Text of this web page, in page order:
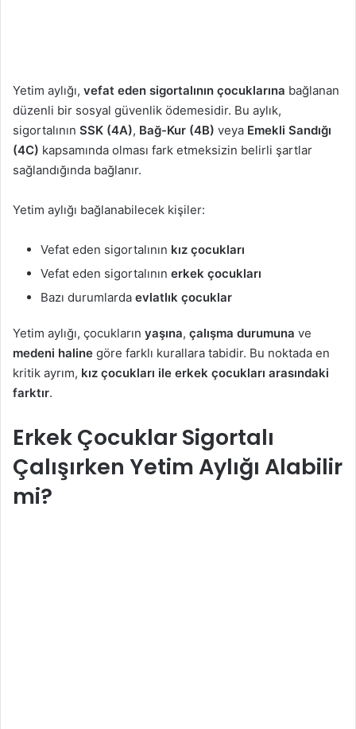
Yetim aylığı, vefat eden sigortalının çocuklarına bağlanan
düzenli bir sosyal güvenlik ödemesidir. Bu aylık,
sigortalının SSK (4A), Bağ-Kur (4B) veya Emekli Sandığı
(4C) kapsamında olması fark etmeksizin belirli şartlar
sağlandığında bağlanır.
Yetim aylığı bağlanabilecek kişiler:
Vefat eden sigortalının kız çocukları
Vefat eden sigortalının erkek çocukları
Bazı durumlarda evlatlık çocuklar
Yetim aylığı, çocukların yaşına, çalışma durumuna ve
medeni haline göre farklı kurallara tabidir. Bu noktada en
kritik ayrım, kız çocukları ile erkek çocukları arasındaki
farktır.
Erkek Çocuklar Sigortalı
Çalışırken Yetim Aylığı Alabilir
mi?